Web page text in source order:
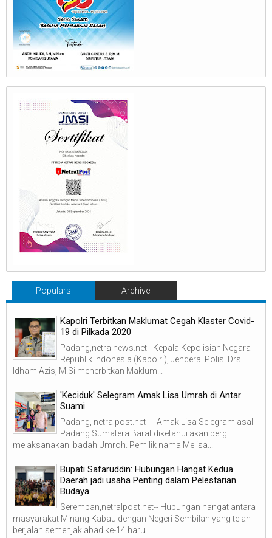
Populars Archive
Kapolri Terbitkan Maklumat Cegah Klaster Covid-
19 di Pilkada 2020
Padang,netralnews.net - Kepala Kepolisian Negara
Republik Indonesia (Kapolri), Jenderal Polisi Drs.
Idham Azis, M.Si menerbitkan Maklum...
'Keciduk' Selegram Amak Lisa Umrah di Antar
Suami
Padang, netralpost.net --- Amak Lisa Selegram asal
Padang Sumatera Barat diketahui akan pergi
melaksanakan ibadah Umroh. Pemilik nama Melisa...
Bupati Safaruddin: Hubungan Hangat Kedua
Daerah jadi usaha Penting dalam Pelestarian
Budaya
Seremban,netralpost.net-- Hubungan hangat antara
masyarakat Minang Kabau dengan Negeri Sembilan yang telah
berjalan semenjak abad ke-14 haru...